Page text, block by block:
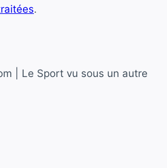
.
| Le Sport vu sous un autre